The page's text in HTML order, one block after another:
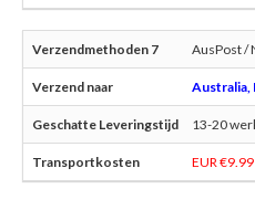
AusPost /
Australia,
13-20
EUR €9.99